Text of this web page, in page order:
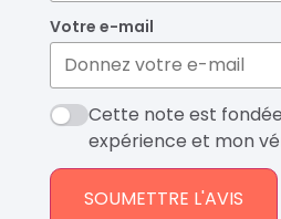
Votre e-mail
Cette note est
expérience et mon
SOUMETTRE L'AVIS